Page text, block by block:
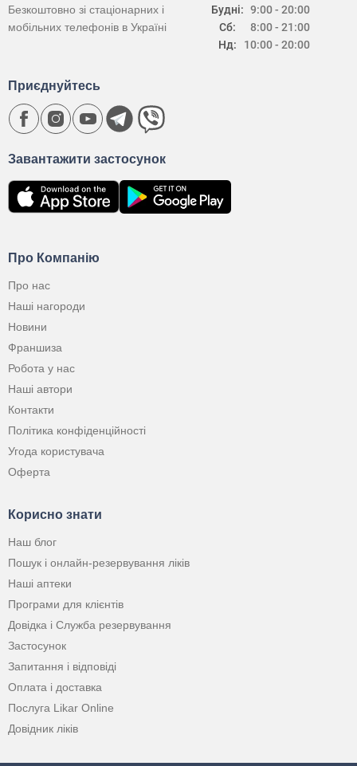
Будні:
Сб:
Нд:
9:00 - 20:00
8:00 - 21:00
10:00 - 20:00
Безкоштовно зі стаціонарних і
мобільних телефонів в Україні
Про Компанію
Про нас
Наші нагороди
Новини
Франшиза
Робота у нас
Наші автори
Контакти
Політика конфіденційності
Угода користувача
Оферта
Корисно знати
Наш блог
Пошук і онлайн-резервування ліків
Наші аптеки
Програми для клієнтів
Довідка і Служба резервування
Застосунок
Запитання і відповіді
Оплата і доставка
Послуга Likar Online
Довідник ліків
Завантажити застосунок
Приєднуйтесь